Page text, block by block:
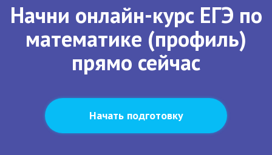
Начни онлайн-курс ЕГЭ по
математике (профиль)
прямо сейчас
Начать подготовку